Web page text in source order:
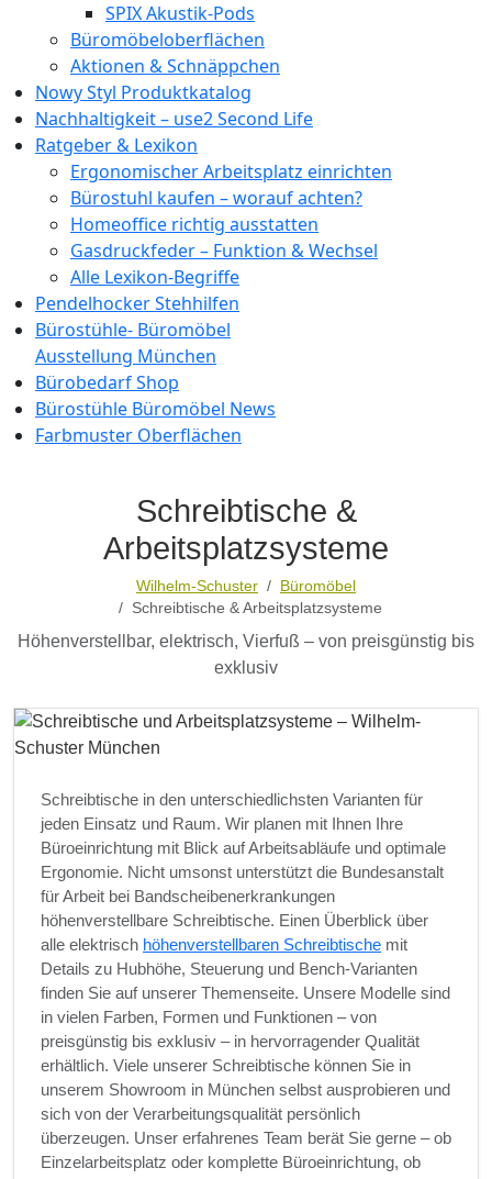
SPIX Akustik-Pods
Büromöbeloberflächen
Aktionen & Schnäppchen
Nowy Styl Produktkatalog
Nachhaltigkeit – use2 Second Life
Ratgeber & Lexikon
Ergonomischer Arbeitsplatz einrichten
Bürostuhl kaufen – worauf achten?
Homeoffice richtig ausstatten
Gasdruckfeder – Funktion & Wechsel
Alle Lexikon-Begriffe
Pendelhocker Stehhilfen
Bürostühle- Büromöbel
Ausstellung München
Bürobedarf Shop
Bürostühle Büromöbel News
Farbmuster Oberflächen
Schreibtische &
Arbeitsplatzsysteme
Wilhelm-Schuster
Büromöbel
Schreibtische & Arbeitsplatzsysteme
Höhenverstellbar, elektrisch, Vierfuß – von preisgünstig bis
exklusiv
Schreibtische in den unterschiedlichsten Varianten für
jeden Einsatz und Raum. Wir planen mit Ihnen Ihre
Büroeinrichtung mit Blick auf Arbeitsabläufe und optimale
Ergonomie. Nicht umsonst unterstützt die Bundesanstalt
für Arbeit bei Bandscheibenerkrankungen
höhenverstellbare Schreibtische. Einen Überblick über
alle elektrisch höhenverstellbaren Schreibtische mit
Details zu Hubhöhe, Steuerung und Bench-Varianten
finden Sie auf unserer Themenseite. Unsere Modelle sind
in vielen Farben, Formen und Funktionen – von
preisgünstig bis exklusiv – in hervorragender Qualität
erhältlich. Viele unserer Schreibtische können Sie in
unserem Showroom in München selbst ausprobieren und
sich von der Verarbeitungsqualität persönlich
überzeugen. Unser erfahrenes Team berät Sie gerne – ob
Einzelarbeitsplatz oder komplette Büroeinrichtung, ob